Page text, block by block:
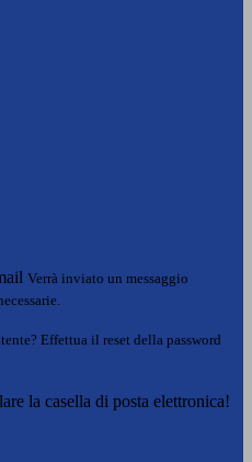
Verrà inviato un messaggio
Effettua il reset della password
la casella di posta elettronica!